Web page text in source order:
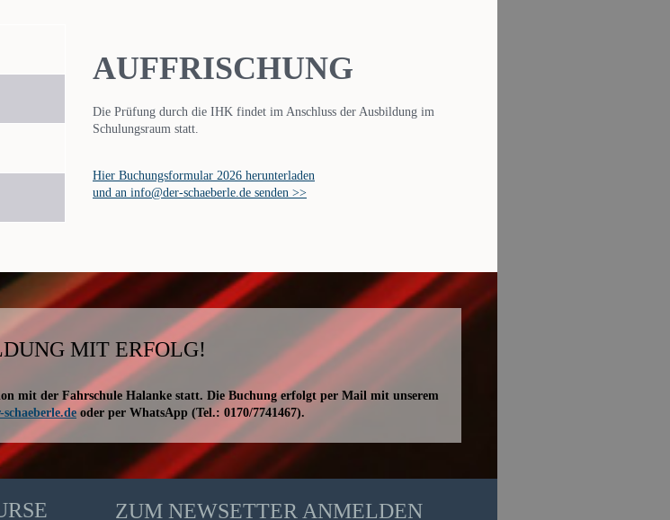
AUFFRISCHUNG
Die Prüfung durch die IHK findet im Anschluss der Ausbildung im
Schulungsraum statt.
Hier Buchungsformular 2026 herunterladen
und an info@der-schaeberle.de senden >>
MIT ERFOLG!
mit der Fahrschule Halanke statt. Die Buchung erfolgt per Mail mit unserem
oder per WhatsApp (Tel.: 0170/7741467).
ZUM NEWSETTER ANMELDEN